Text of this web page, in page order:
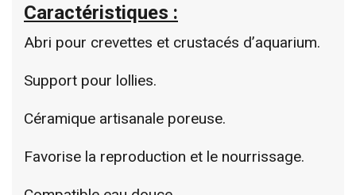
Caractéristiques :
Abri pour crevettes et crustacés d’aquarium.
Support pour lollies.
Céramique artisanale poreuse.
Favorise la reproduction et le nourrissage.